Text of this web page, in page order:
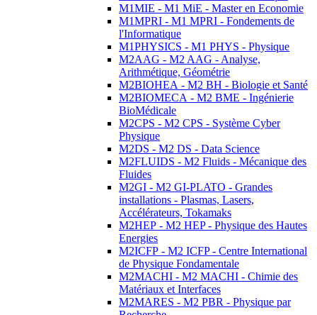
M1MIE - M1 MiE - Master en Economie
M1MPRI - M1 MPRI - Fondements de
l'Informatique
M1PHYSICS - M1 PHYS - Physique
M2AAG - M2 AAG - Analyse,
Arithmétique, Géométrie
M2BIOHEA - M2 BH - Biologie et Santé
M2BIOMECA - M2 BME - Ingénierie
BioMédicale
M2CPS - M2 CPS - Système Cyber
Physique
M2DS - M2 DS - Data Science
M2FLUIDS - M2 Fluids - Mécanique des
Fluides
M2GI - M2 GI-PLATO - Grandes
installations - Plasmas, Lasers,
Accélérateurs, Tokamaks
M2HEP - M2 HEP - Physique des Hautes
Energies
M2ICFP - M2 ICFP - Centre International
de Physique Fondamentale
M2MACHI - M2 MACHI - Chimie des
Matériaux et Interfaces
M2MARES - M2 PBR - Physique par